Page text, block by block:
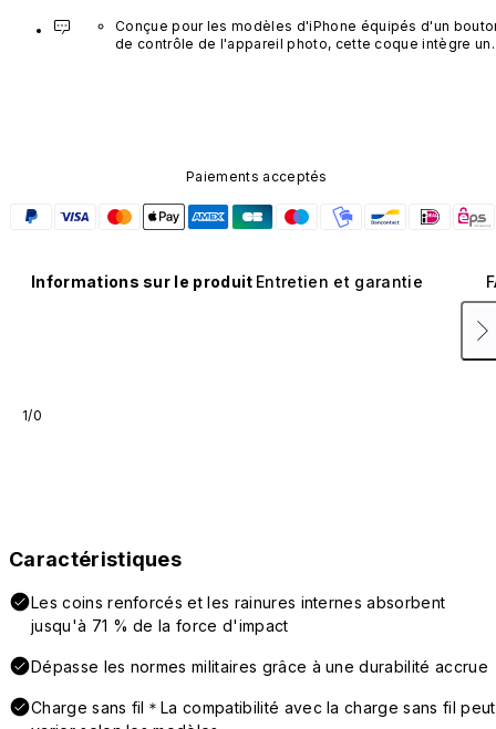
Conçue pour les modèles d'iPhone équipés d'un
de contrôle de l'appareil photo, cette coque intègre un
Paiements acceptés
Informations sur le produit Entretien et garantie
1/0
Caractéristiques
Les coins renforcés et les rainures internes absorbent
jusqu'à 71 % de la force d'impact
Dépasse les normes militaires grâce à une durabilité accrue
Charge sans fil＊La compatibilité avec la charge sans fil peut